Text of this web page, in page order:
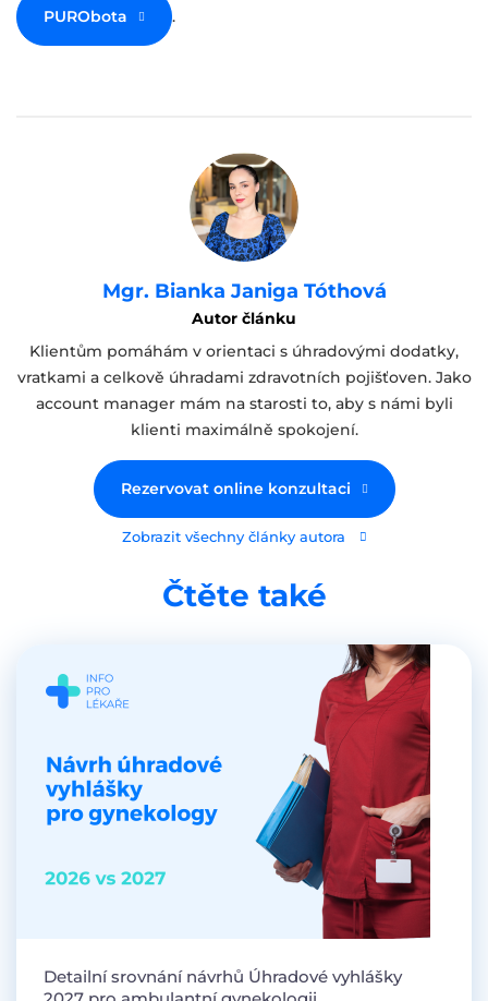
PURObota .
Mgr. Bianka Janiga Tóthová
Autor článku
Klientům pomáhám v orientaci s úhradovými dodatky,
vratkami a celkově úhradami zdravotních pojišťoven. Jako
account manager mám na starosti to, aby s námi byli
klienti maximálně spokojení.
Rezervovat online konzultaci
Zobrazit všechny články autora
Čtěte také
Detailní srovnání návrhů Úhradové vyhlášky